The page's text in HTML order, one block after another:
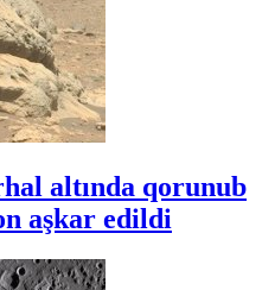
altında qorunub
aşkar edildi